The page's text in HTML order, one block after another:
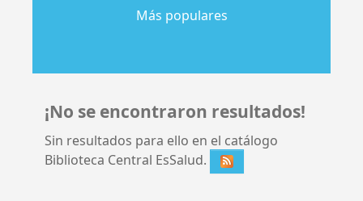
Más populares
¡No se encontraron resultados!
Sin resultados para ello en el catálogo
Biblioteca Central EsSalud.